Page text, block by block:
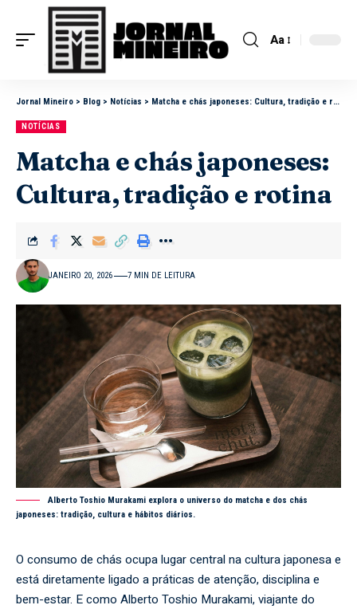
Aa
Jornal Mineiro > Blog > Notícias > Matcha e chás japoneses: Cultura, tradição e rotina
NOTÍCIAS
Matcha e chás japoneses:
Cultura, tradição e rotina
JANEIRO 20, 2026 7 MIN DE LEITURA
Alberto Toshio Murakami explora o universo do matcha e dos chás
japoneses: tradição, cultura e hábitos diários.
O consumo de chás ocupa lugar central na cultura japonesa e
está diretamente ligado a práticas de atenção, disciplina e
bem-estar. E como Alberto Toshio Murakami, viajante do